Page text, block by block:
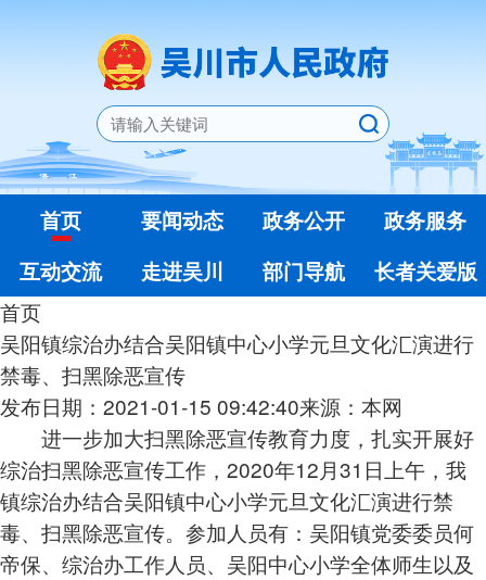
首页 要闻动态 政务公开
政务服务
互动交流
走进吴川 部门导航
长者关爱版
首页
吴阳镇综治办结合吴阳镇中心小学元旦文化汇演进行
禁毒、扫黑除恶宣传
发布日期：2021-01-15 09:42:40来源：本网
进一步加大扫黑除恶宣传教育力度，扎实开展好
综治扫黑除恶宣传工作，2020年12月31日上午，我
镇综治办结合吴阳镇中心小学元旦文化汇演进行禁
毒、扫黑除恶宣传。参加人员有：吴阳镇党委委员何
帝保、综治办工作人员、吴阳中心小学全体师生以及